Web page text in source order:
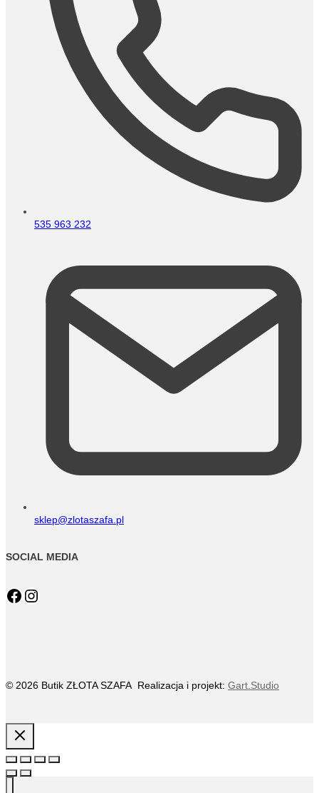
535 963 232
sklep@zlotaszafa.pl
SOCIAL MEDIA
Facebook
Instagram
© 2026 Butik ZŁOTA SZAFA Realizacja i projekt: Gart.Studio